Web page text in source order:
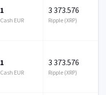
1
Cash EUR
3 373.576
Ripple (XRP)
1
Cash EUR
3 373.576
Ripple (XRP)